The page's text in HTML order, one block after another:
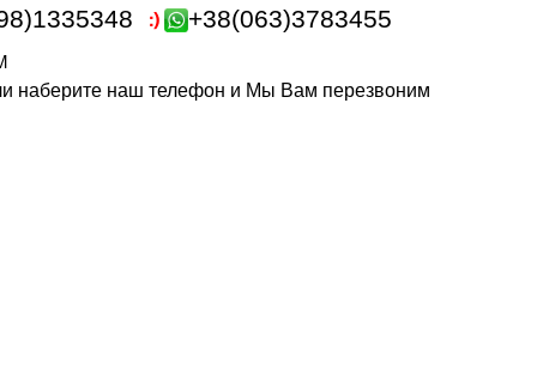
+38(063)3783455
наберите наш телефон и Мы Вам перезвоним